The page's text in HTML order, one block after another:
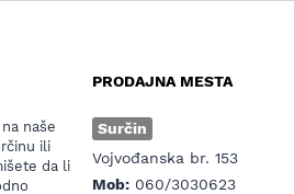
naše
ili
da li
PRODAJNA MESTA
Surčin
Vojvođanska br. 153
Mob: 060/3030623